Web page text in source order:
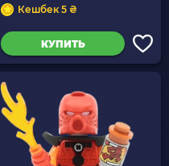
Кешбек 5 ₴
КУПИТЬ